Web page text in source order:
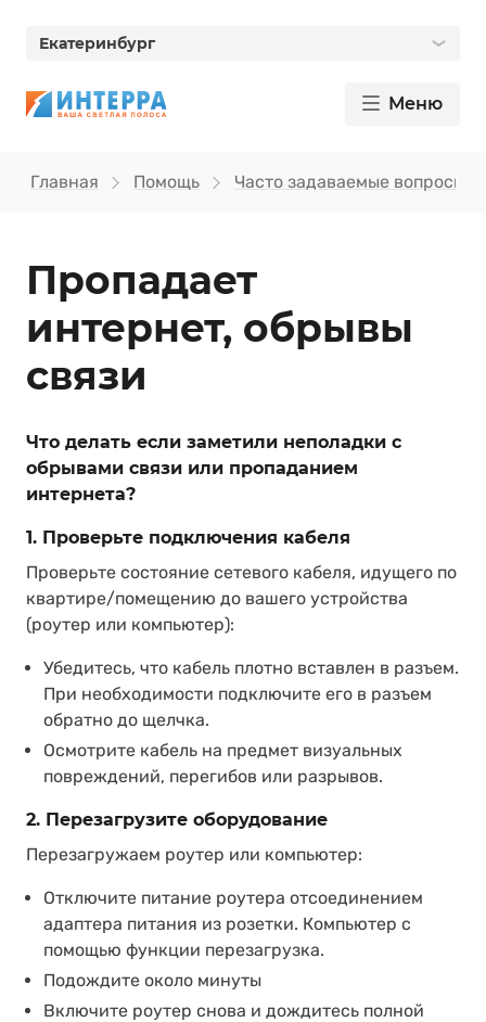
Екатеринбург
Меню
Главная Помощь Часто задаваемые вопросы
Пропадает
интернет, обрывы
связи
Что делать если заметили неполадки с
обрывами связи или пропаданием
интернета?
1. Проверьте подключения кабеля
Проверьте состояние сетевого кабеля, идущего по
квартире/помещению до вашего устройства
(роутер или компьютер):
Убедитесь, что кабель плотно вставлен в разъем.
При необходимости подключите его в разъем
обратно до щелчка.
Осмотрите кабель на предмет визуальных
повреждений, перегибов или разрывов.
2. Перезагрузите оборудование
Перезагружаем роутер или компьютер:
Отключите питание роутера отсоединением
адаптера питания из розетки. Компьютер с
помощью функции перезагрузка.
Подождите около минуты
Включите роутер снова и дождитесь полной